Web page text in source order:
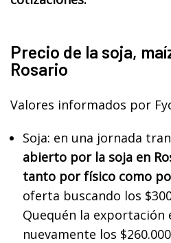
Precio de la soja,
Rosario
Valores informados por
Soja: en una jornada
abierto por la soja en
tanto por físico como
oferta buscando los
Quequén la exportación
nuevamente los